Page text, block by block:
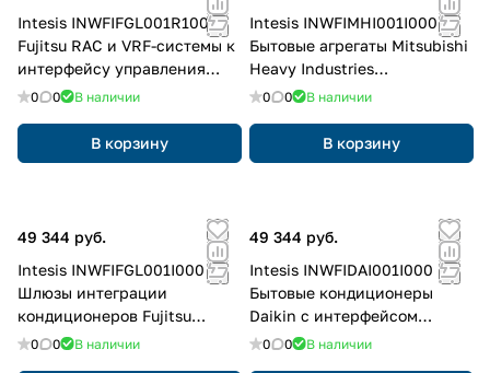
Intesis INWFIFGL001R100
Fujitsu RAC и VRF-системы к
интерфейсу управления
облаком переменного тока
дистанционного
управления)
0 0 В наличии
В корзину
Intesis INWFIMHI001I000
Бытовые агрегаты Mitsubishi
Heavy Industries
подключаются к облачному
переменным током (Wi-Fi)
0 0 В наличии
В корзину
49 344 руб.
Intesis INWFIFGL001I000
Шлюзы интеграции
кондиционеров Fujitsu
серий RAC и VRF-системы к
0 0 В наличии
49 344 руб.
Intesis INWFIDAI001I000
Бытовые кондиционеры
Daikin с интерфейсом
облачного управления
0 0 В наличии